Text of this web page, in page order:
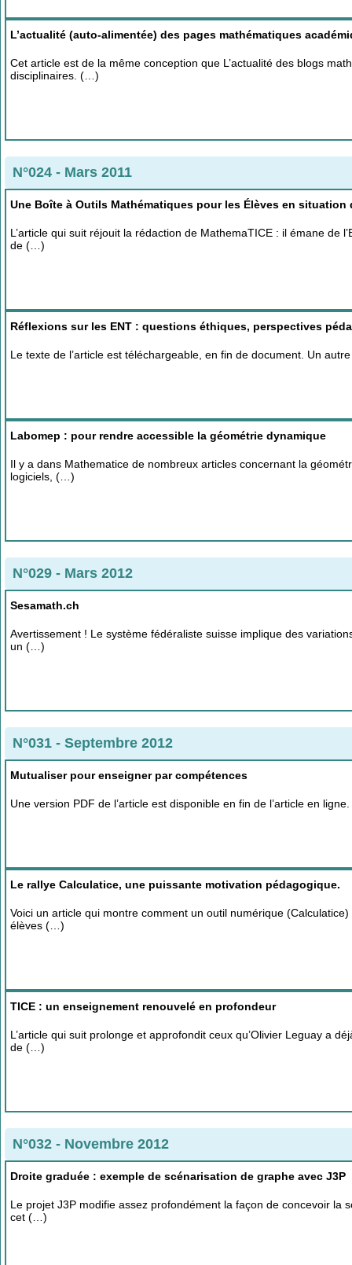
L’actualité (auto-alimentée) des pages mathématiques
Cet article est de la même conception que L’actualité des blogs
disciplinaires. (…)
N°024 - Mars 2011
Une Boîte à Outils Mathématiques pour les Élèves en
L’article qui suit réjouit la rédaction de MathemaTICE : il émane de
de (…)
Réflexions sur les ENT : questions éthiques, perspectives
Le texte de l’article est téléchargeable, en fin de document. Un
Labomep : pour rendre accessible la géométrie dynamique
Il y a dans Mathematice de nombreux articles concernant la
logiciels, (…)
N°029 - Mars 2012
Sesamath.ch
Avertissement ! Le système fédéraliste suisse implique des
un (…)
N°031 - Septembre 2012
Mutualiser pour enseigner par compétences
Une version PDF de l’article est disponible en fin de l’article en
Le rallye Calculatice, une puissante motivation pédagogique.
Voici un article qui montre comment un outil numérique
élèves (…)
TICE : un enseignement renouvelé en profondeur
L’article qui suit prolonge et approfondit ceux qu’Olivier Leguay a
de (…)
N°032 - Novembre 2012
Droite graduée : exemple de scénarisation de graphe avec J3P
Le projet J3P modifie assez profondément la façon de concevoir la
cet (…)